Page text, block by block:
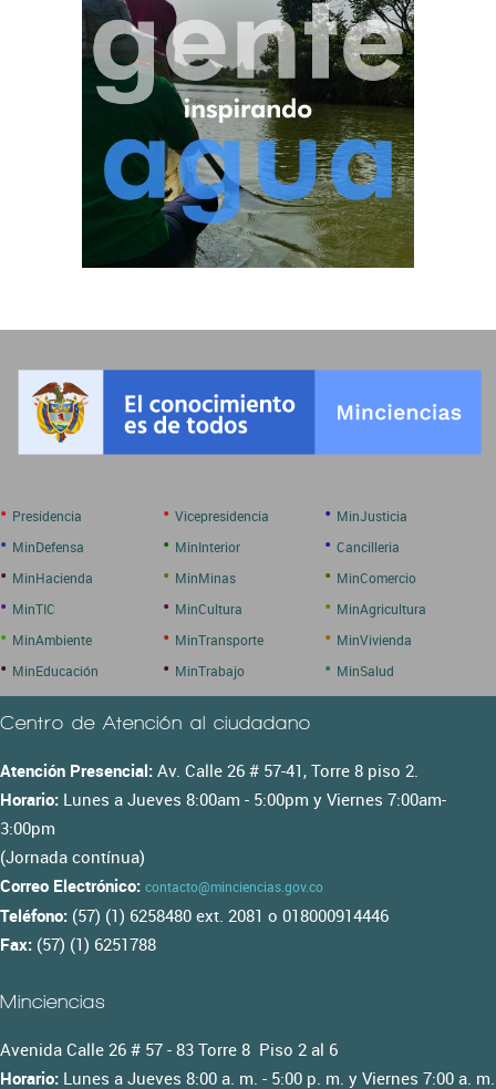
• Presidencia • Vicepresidencia • MinJusticia
• MinDefensa • MinInterior • Cancilleria
• MinHacienda • MinMinas • MinComercio
• MinTIC • MinCultura • MinAgricultura
• MinAmbiente • MinTransporte • MinVivienda
• MinEducación • MinTrabajo • MinSalud
Centro de Atención al ciudadano
Atención Presencial: Av. Calle 26 # 57-41, Torre 8 piso 2.
Horario: Lunes a Jueves 8:00am - 5:00pm y Viernes 7:00am-
3:00pm
(Jornada contínua)
Correo Electrónico: contacto@minciencias.gov.co
Teléfono: (57) (1) 6258480 ext. 2081 o 018000914446
Fax: (57) (1) 6251788
Minciencias
Avenida Calle 26 # 57 - 83 Torre 8 Piso 2 al 6
Horario: Lunes a Jueves 8:00 a. m. - 5:00 p. m. y Viernes 7:00 a. m.